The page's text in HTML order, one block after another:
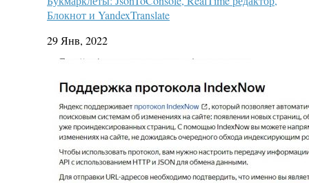
Блокнот и YandexTranslate
29 Янв, 2022